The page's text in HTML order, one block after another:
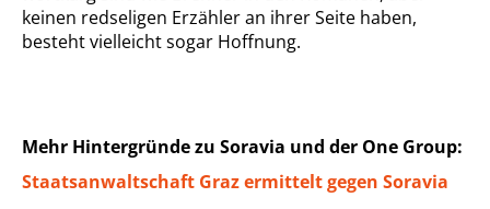
keinen redseligen Erzähler an ihrer Seite haben,
besteht vielleicht sogar Hoffnung.
Mehr Hintergründe zu Soravia und der One Group:
Staatsanwaltschaft Graz ermittelt gegen Soravia